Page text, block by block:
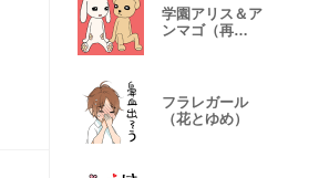
学園アリス＆ア
ンマゴ（再
フラレガール
（花とゆめ）